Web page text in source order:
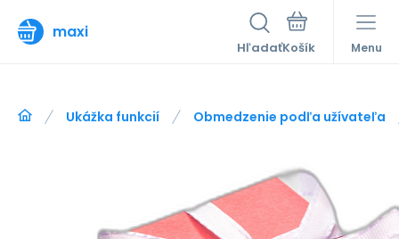
maxi
Hľadať Menu
Ukážka funkcií Obmedzenie podľa užívateľa